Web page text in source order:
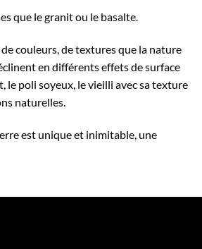
que le granit ou le basalte.
couleurs, de textures que la nature
en différents effets de surface
le poli soyeux, le vieilli avec sa texture
naturelles.
est unique et inimitable, une